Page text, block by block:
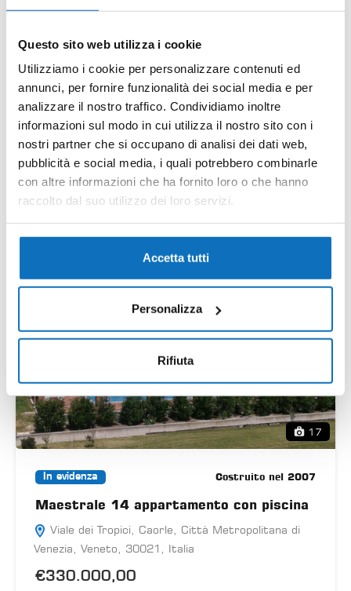
Questo sito web utilizza i cookie
Utilizziamo i cookie per personalizzare contenuti ed
annunci, per fornire funzionalità dei social media e per
analizzare il nostro traffico. Condividiamo inoltre
informazioni sul modo in cui utilizza il nostro sito con i
nostri partner che si occupano di analisi dei dati web,
pubblicità e social media, i quali potrebbero combinarle
con altre informazioni che ha fornito loro o che hanno
raccolto dal suo utilizzo dei loro servizi.
Accetta tutti
Personalizza
Rifiuta
In evidenza Costruito nel 2007
Maestrale 13 appartamento con piscina
Viale dei Tropici, Caorle, Città Metropolitana di
Venezia, Veneto, 30021, Italia
€350.000,00
mq
17
In evidenza Costruito nel 2007
Maestrale 14 appartamento con piscina
Viale dei Tropici, Caorle, Città Metropolitana di
Venezia, Veneto, 30021, Italia
€330.000,00